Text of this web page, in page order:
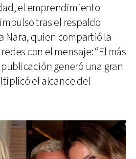
el emprendimiento
tras el respaldo
Nara, quien compartió la
con el mensaje: “El más
generó una gran
el alcance del